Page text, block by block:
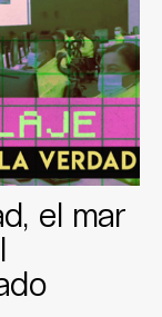
el mar